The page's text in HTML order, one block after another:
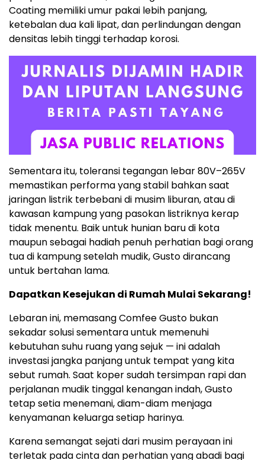
Coating memiliki umur pakai lebih panjang,
ketebalan dua kali lipat, dan perlindungan dengan
densitas lebih tinggi terhadap korosi.
Sementara itu, toleransi tegangan lebar 80V–265V
memastikan performa yang stabil bahkan saat
jaringan listrik terbebani di musim liburan, atau di
kawasan kampung yang pasokan listriknya kerap
tidak menentu. Baik untuk hunian baru di kota
maupun sebagai hadiah penuh perhatian bagi orang
tua di kampung setelah mudik, Gusto dirancang
untuk bertahan lama.
Dapatkan Kesejukan di Rumah Mulai Sekarang!
Lebaran ini, memasang Comfee Gusto bukan
sekadar solusi sementara untuk memenuhi
kebutuhan suhu ruang yang sejuk — ini adalah
investasi jangka panjang untuk tempat yang kita
sebut rumah. Saat koper sudah tersimpan rapi dan
perjalanan mudik tinggal kenangan indah, Gusto
tetap setia menemani, diam-diam menjaga
kenyamanan keluarga setiap harinya.
Karena semangat sejati dari musim perayaan ini
terletak pada cinta dan perhatian yang abadi bagi